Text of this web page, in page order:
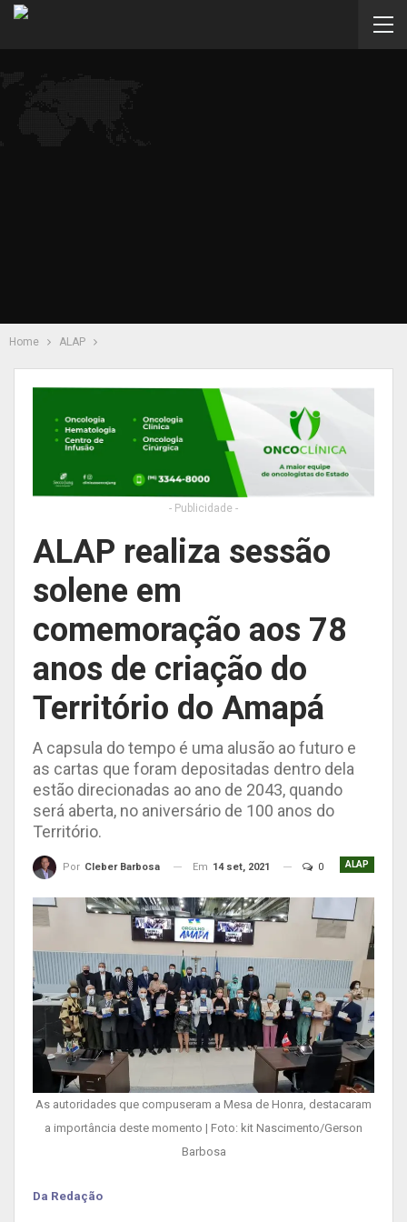
Home ALAP
- Publicidade -
ALAP realiza sessão
solene em
comemoração aos 78
anos de criação do
Território do Amapá
A capsula do tempo é uma alusão ao futuro e
as cartas que foram depositadas dentro dela
estão direcionadas ao ano de 2043, quando
será aberta, no aniversário de 100 anos do
Território.
ALAP
Por Cleber Barbosa Em 14 set, 2021 0
As autoridades que compuseram a Mesa de Honra, destacaram
a importância deste momento | Foto: kit Nascimento/Gerson
Barbosa
Da Redação